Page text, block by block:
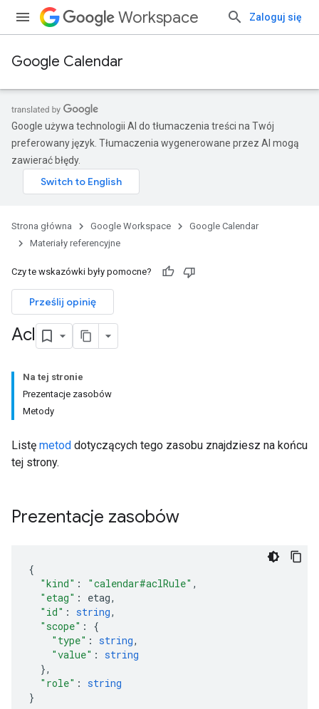
Workspace Zaloguj się
Google Calendar
Google używa technologii AI do tłumaczenia treści na Twój
preferowany język. Tłumaczenia wygenerowane przez AI mogą
zawierać błędy.
Strona główna Google Workspace
Google Calendar
Materiały referencyjne
Czy te wskazówki były pomocne?
Prześlij opinię
Acl
Na tej stronie
Prezentacje zasobów
Metody
Listę metod dotyczących tego zasobu znajdziesz na końcu
tej strony.
Prezentacje zasobów
"kind" : "calendar#aclRule" ,
"etag" : etag,
"id" : string,
"scope" :
"type" : string,
"value" : string
},
"role" : string
}